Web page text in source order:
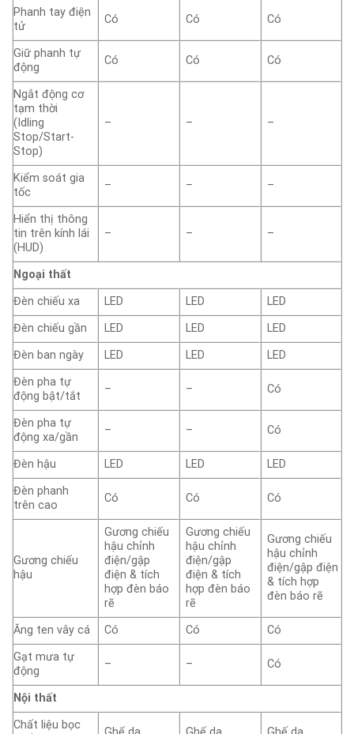
Phanh tay điện
tử
Có Có Có
Giữ phanh tự
động
Có Có Có
Ngắt động cơ
tạm thời
(Idling
Stop/Start-
Stop)
– – –
Kiểm soát gia
tốc
– – –
Hiển thị thông
tin trên kính lái
(HUD)
– – –
Ngoại thất
Đèn chiếu xa
LED LED
LED
Đèn chiếu gần
LED LED
LED
Đèn ban ngày
LED LED
LED
Đèn pha tự
động bật/tắt
– – Có
Đèn pha tự
động xa/gần
– – Có
Đèn hậu LED LED
LED
Đèn phanh
trên cao
Có Có Có
Gương chiếu
hậu
Gương chiếu
hậu chỉnh
điện/gập
điện & tích
hợp đèn báo
rẽ
Gương chiếu
hậu chỉnh
điện/gập
điện & tích
hợp đèn báo
rẽ
Gương chiếu
hậu chỉnh
điện/gập điện
& tích hợp
đèn báo rẽ
Ăng ten vây cá Có Có
Có
Gạt mưa tự
động
– – Có
Nội thất
Chất liệu bọc